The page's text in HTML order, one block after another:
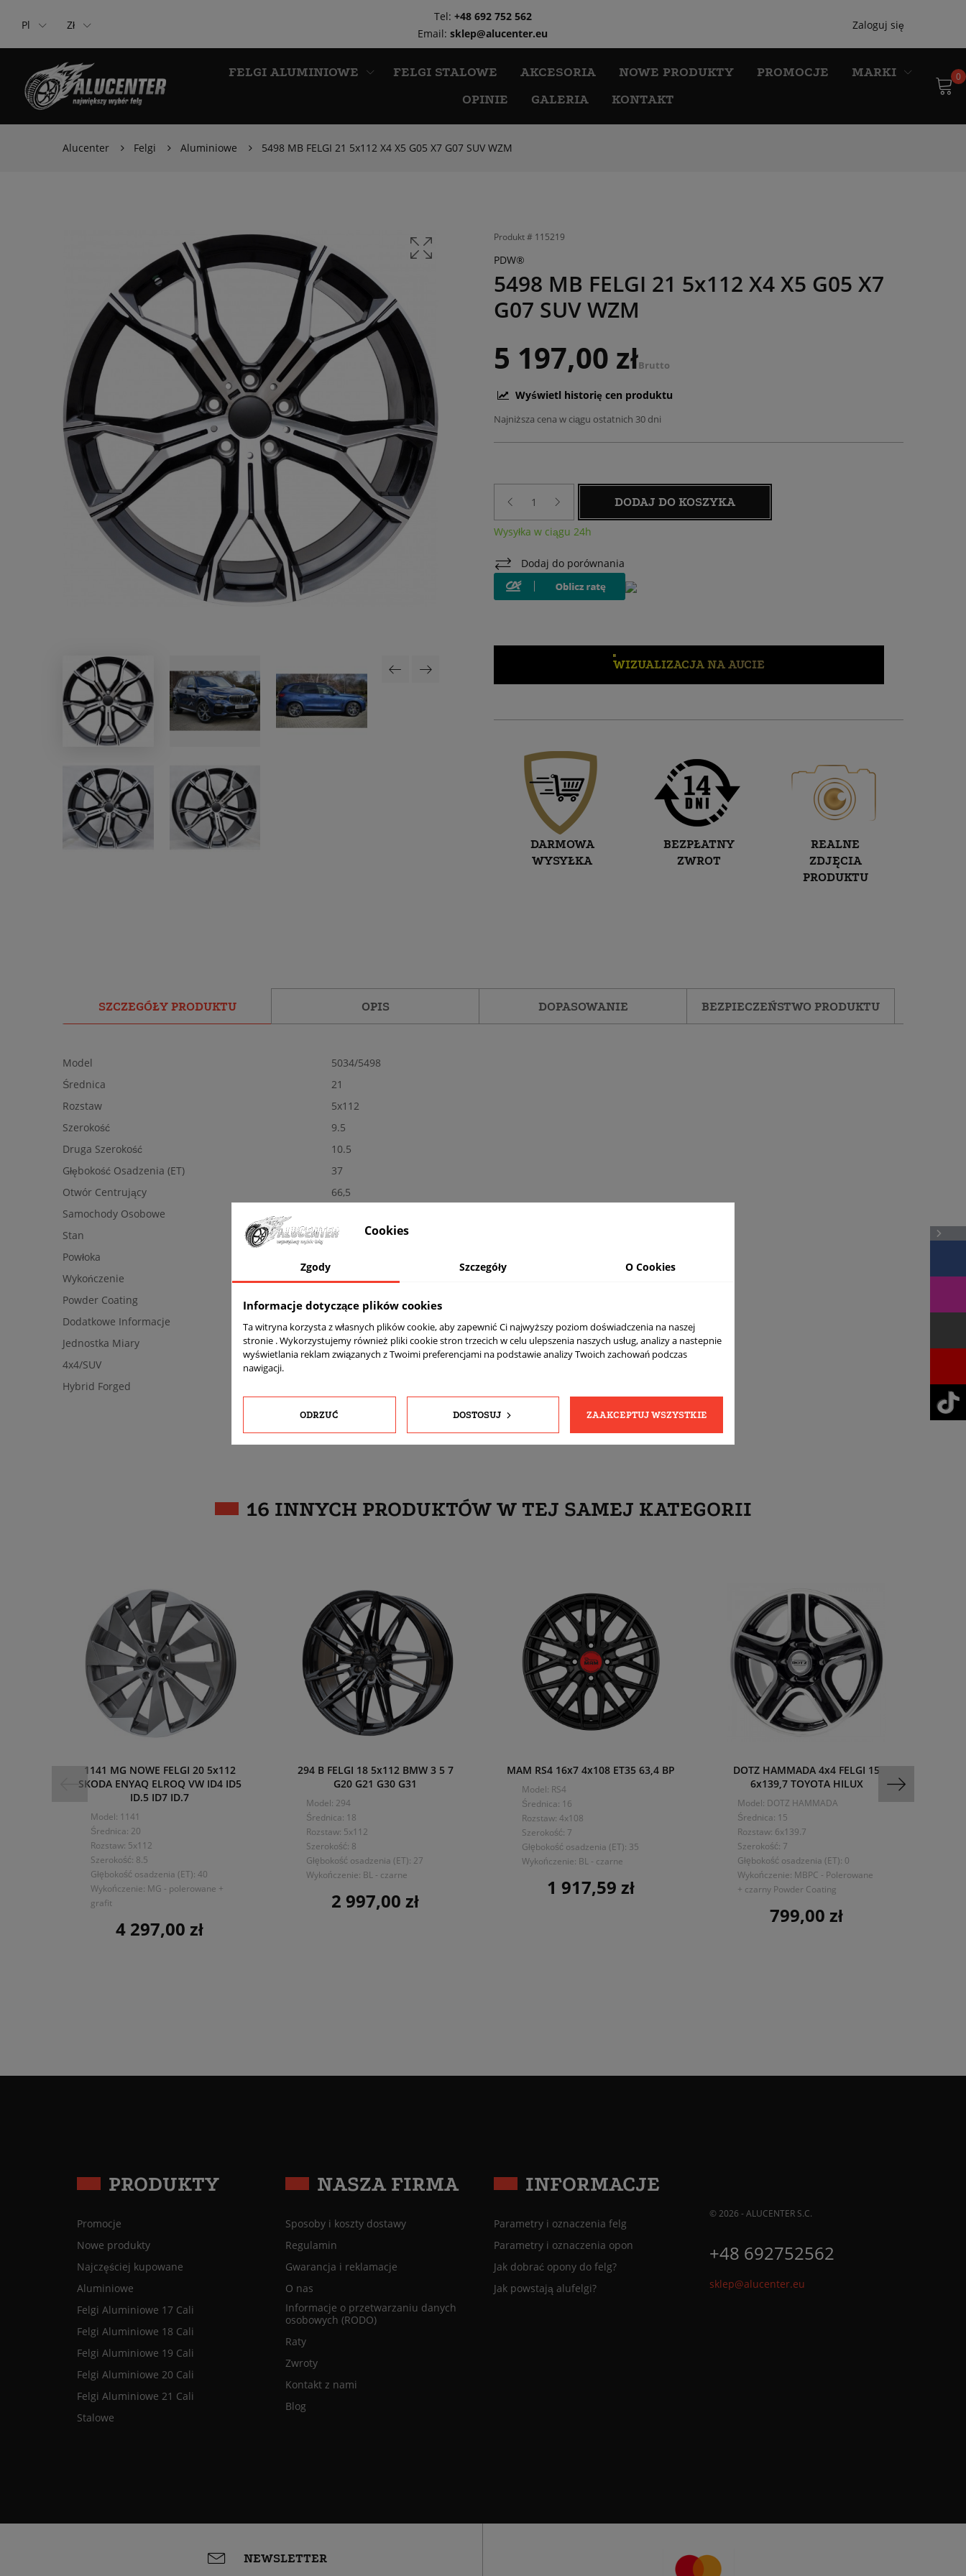
Pl Zł
Tel: +48 692 752 562
Email:sklep@alucenter.eu
Zaloguj się
FELGI ALUMINIOWE FELGI STALOWE AKCESORIA NOWE PRODUKTY PROMOCJE
MARKI
OPINIE
GALERIA KONTAKT
0
Alucenter Felgi Aluminiowe 5498 MB FELGI 21 5x112 X4 X5 G05 X7 G07 SUV WZM
Produkt # 115219
PDW®
5498 MB FELGI 21 5x112 X4 X5 G05 X7
G07 SUV WZM
5 197,00 złBrutto
Wyświetl historię cen produktu
Najniższa cena w ciągu ostatnich 30 dni
DODAJ DO KOSZYKA
Wysyłka w ciągu 24h
Dodaj do porównania
WIZUALIZACJA NA AUCIE
DARMOWA
WYSYŁKA
BEZPŁATNY
ZWROT
REALNE
ZDJĘCIA
PRODUKTU
SZCZEGÓŁY PRODUKTU OPIS DOPASOWANIE BEZPIECZEŃSTWO PRODUKTU
Model
5034/5498
Średnica
21
Rozstaw
5x112
Szerokość
9.5
Druga Szerokość
10.5
Głębokość Osadzenia (ET)
37
Otwór Centrujący
66,5
Samochody Osobowe
Stan
Nowe
Powłoka
Wykończenie
MBPC - Polerowane + czarny Powder Coating
Powder Coating
Dodatkowe Informacje
Przód 9,5 et37 tył 10,5 et43
Jednostka Miary
komplet (4 sztuki)
4x4/SUV
Hybrid Forged
16 INNYCH PRODUKTÓW W TEJ SAMEJ KATEGORII
1141 MG NOWE FELGI 20 5x112
SKODA ENYAQ ELROQ VW ID4 ID5
ID.5 ID7 ID.7
Model: 1141
Średnica: 20
Rozstaw: 5x112
Szerokość: 8.5
Głębokość osadzenia (ET): 40
Wykończenie: MG - polerowane +
grafit
Cena
4 297,00 zł
294 B FELGI 18 5x112 BMW 3 5 7
G20 G21 G30 G31
Model: 294
Średnica: 18
Rozstaw: 5x112
Szerokość: 8
Głębokość osadzenia (ET): 27
Wykończenie: BL - czarne
Cena
2 997,00 zł
MAM RS4 16x7 4x108 ET35 63,4 BP
Model: RS4
Średnica: 16
Rozstaw: 4x108
Szerokość: 7
Głębokość osadzenia (ET): 35
Wykończenie: BL - czarne
Cena
1 917,59 zł
DOTZ HAMMADA 4x4 FELGI 15
6x139,7 TOYOTA HILUX
Model: DOTZ HAMMADA
Średnica: 15
Rozstaw: 6x139.7
Szerokość: 7
Głębokość osadzenia (ET): 0
Wykończenie: MBPC - Polerowane
+ czarny Powder Coating
Cena
799,00 zł
PRODUKTY
Promocje
Nowe produkty
Najczęściej kupowane
Aluminiowe
Felgi Aluminiowe 17 Cali
Felgi Aluminiowe 18 Cali
Felgi Aluminiowe 19 Cali
Felgi Aluminiowe 20 Cali
Felgi Aluminiowe 21 Cali
Stalowe
NASZA FIRMA
Sposoby i koszty dostawy
Regulamin
Gwarancja i reklamacje
O nas
Informacje o przetwarzaniu danych
osobowych (RODO)
Raty
Zwroty
Kontakt z nami
Blog
INFORMACJE
Parametry i oznaczenia felg
Parametry i oznaczenia opon
Jak dobrać opony do felg?
Jak powstają alufelgi?
© 2026 - ALUCENTER S.C.
+48 692752562
sklep@alucenter.eu
NEWSLETTER
Cookies
Zgody Szczegóły O Cookies
Informacje dotyczące plików cookies
Ta witryna korzysta z własnych plików cookie, aby zapewnić Ci najwyższy poziom doświadczenia na naszej
stronie . Wykorzystujemy również pliki cookie stron trzecich w celu ulepszenia naszych usług, analizy a nastepnie
wyświetlania reklam związanych z Twoimi preferencjami na podstawie analizy Twoich zachowań podczas
nawigacji.
ODRZUĆ DOSTOSUJ ZAAKCEPTUJ WSZYSTKIE